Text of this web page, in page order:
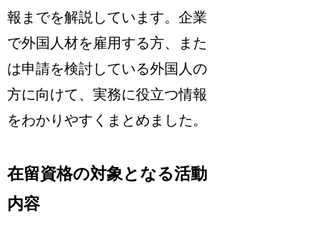
報までを解説しています。企業
で外国人材を雇用する方、また
は申請を検討している外国人の
方に向けて、実務に役立つ情報
をわかりやすくまとめました。
在留資格の対象となる活動
内容